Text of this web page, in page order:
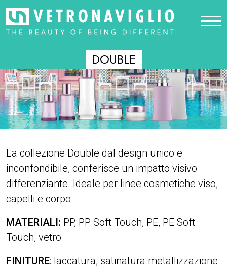
DOUBLE
La collezione Double dal design unico e
inconfondibile, conferisce un impatto visivo
differenziante. Ideale per linee cosmetiche viso,
capelli e corpo.
MATERIALI: PP, PP Soft Touch, PE, PE Soft
Touch, vetro
FINITURE: laccatura, satinatura metallizzazione